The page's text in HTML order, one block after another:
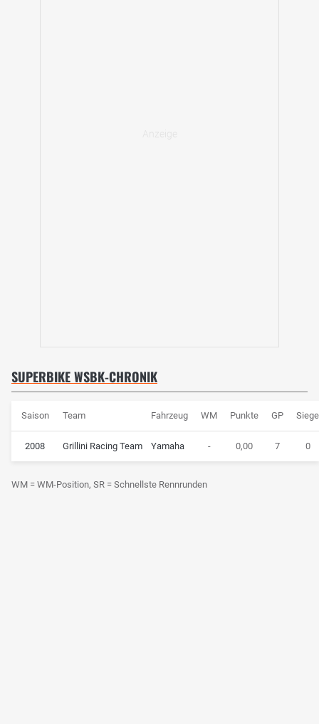
SUPERBIKE WSBK-CHRONIK
Saison Team Fahrzeug WM Punkte GP Siege
2008 Grillini Racing Team Yamaha - 0,00 7 0
WM = WM-Position, SR = Schnellste Rennrunden